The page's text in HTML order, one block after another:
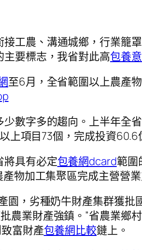
工農、溝通城鄉，行業籠
要標志，我省對此高包養
至6月，全省範圍以上農產
數字多的趨向。上半年全
上項目73個，完成投資
將具有必定包養網dcard範圍
物加工集聚區完成主營營
園，劣種奶牛財產集群獲
農業財產強鎮。”省農業鄉
富財產包養網比較鏈上。